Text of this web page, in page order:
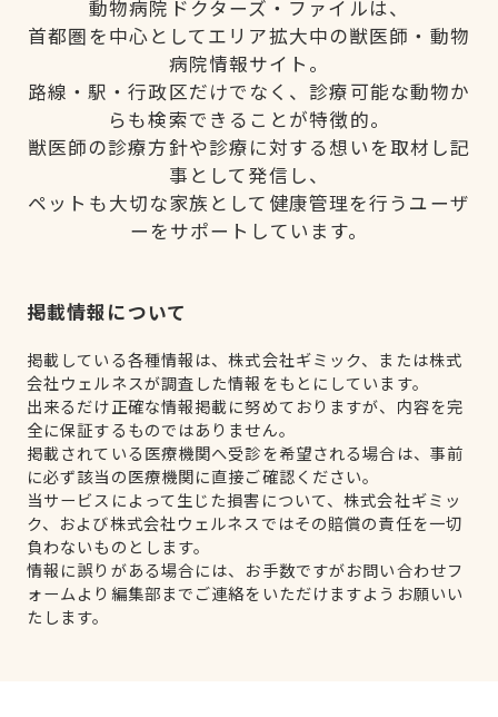
動物病院ドクターズ・ファイルは、
首都圏を中心としてエリア拡大中の獣医師・動物
病院情報サイト。
路線・駅・行政区だけでなく、診療可能な動物か
らも検索できることが特徴的。
獣医師の診療方針や診療に対する想いを取材し記
事として発信し、
ペットも大切な家族として健康管理を行うユーザ
ーをサポートしています。
掲載情報について
掲載している各種情報は、株式会社ギミック、または株式
会社ウェルネスが調査した情報をもとにしています。
出来るだけ正確な情報掲載に努めておりますが、内容を完
全に保証するものではありません。
掲載されている医療機関へ受診を希望される場合は、事前
に必ず該当の医療機関に直接ご確認ください。
当サービスによって生じた損害について、株式会社ギミッ
ク、および株式会社ウェルネスではその賠償の責任を一切
負わないものとします。
情報に誤りがある場合には、お手数ですがお問い合わせフ
ォームより編集部までご連絡をいただけますようお願いい
たします。